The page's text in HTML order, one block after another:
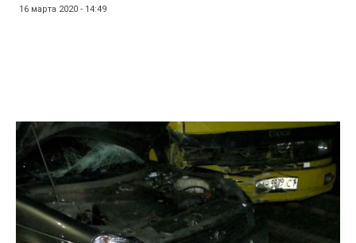
16 марта 2020 - 14:49